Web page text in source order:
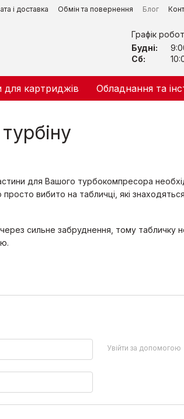
і доставка Обмін та повернення Блог
Графік
Будні:
Сб:
для картриджів Обладнання та
для Вашого турбокомпресора
вибито на табличці, які
сильне забруднення, тому
Увійти за допомогою